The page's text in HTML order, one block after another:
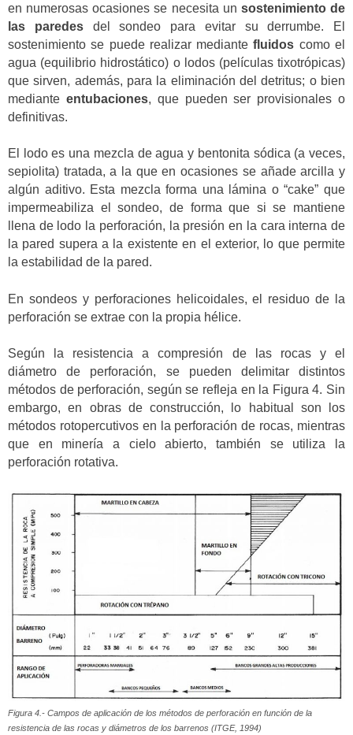
en numerosas ocasiones se necesita un sostenimiento de
las paredesdel sondeo para evitar su derrumbe. El
sostenimiento se puede realizar mediantefluidos como el
agua (equilibrio hidrostático) o lodos (películas tixotrópicas)
que sirven, además, para la eliminación del detritus; o bien
mediante entubaciones, que pueden ser provisionales o
definitivas.
El lodo es una mezcla de agua y bentonita sódica (a veces,
sepiolita) tratada, a la que en ocasiones se añade arcilla y
algún aditivo. Esta mezcla forma una lámina o “cake” que
impermeabiliza el sondeo, de forma que si se mantiene
llena de lodo la perforación, la presión en la cara interna de
la pared supera a la existente en el exterior, lo que permite
la estabilidad de la pared.
En sondeos y perforaciones helicoidales, el residuo de la
perforación se extrae con la propia hélice.
Según la resistencia a compresión de las rocas y el
diámetro de perforación, se pueden delimitar distintos
métodos de perforación, según se refleja en la Figura 4. Sin
embargo, en obras de construcción, lo habitual son los
métodos rotopercutivos en la perforación de rocas, mientras
que en minería a cielo abierto, también se utiliza la
perforación rotativa.
Figura 4.- Campos de aplicación de los métodos de perforación en función de la
resistencia de las rocas y diámetros de los barrenos (ITGE, 1994)